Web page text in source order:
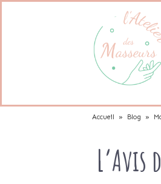
Accueil » Blog »
L’Avis